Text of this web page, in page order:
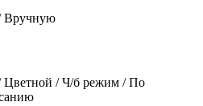
Вручную
Цветной / Ч/б режим / По